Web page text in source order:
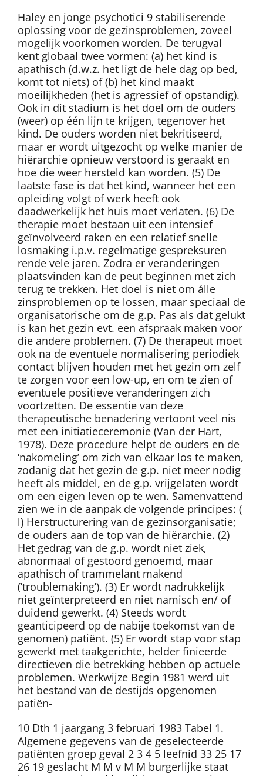
Haley en jonge psychotici 9 stabiliserende
oplossing voor de gezinsproblemen, zoveel
mogelijk voorkomen worden. De terugval
kent globaal twee vormen: (a) het kind is
apathisch (d.w.z. het ligt de hele dag op bed,
komt tot niets) of (b) het kind maakt
moeilijkheden (het is agressief of opstandig).
Ook in dit stadium is het doel om de ouders
(weer) op één lijn te krijgen, tegenover het
kind. De ouders worden niet bekritiseerd,
maar er wordt uitgezocht op welke manier de
hiërarchie opnieuw verstoord is geraakt en
hoe die weer hersteld kan worden. (5) De
laatste fase is dat het kind, wanneer het een
opleiding volgt of werk heeft ook
daadwerkelijk het huis moet verlaten. (6) De
therapie moet bestaan uit een intensief
geïnvolveerd raken en een relatief snelle
losmaking i.p.v. regelmatige gespreksuren
rende vele jaren. Zodra er veranderingen
plaatsvinden kan de peut beginnen met zich
terug te trekken. Het doel is niet om álle
zinsproblemen op te lossen, maar speciaal de
organisatorische om de g.p. Pas als dat gelukt
is kan het gezin evt. een afspraak maken voor
die andere problemen. (7) De therapeut moet
ook na de eventuele normalisering periodiek
contact blijven houden met het gezin om zelf
te zorgen voor een low-up, en om te zien of
eventuele positieve veranderingen zich
voortzetten. De essentie van deze
therapeutische benadering vertoont veel nis
met een initiatieceremonie (Van der Hart,
1978). Deze procedure helpt de ouders en de
‘nakomeling’ om zich van elkaar los te maken,
zodanig dat het gezin de g.p. niet meer nodig
heeft als middel, en de g.p. vrijgelaten wordt
om een eigen leven op te wen. Samenvattend
zien we in de aanpak de volgende principes: (
l) Herstructurering van de gezinsorganisatie;
de ouders aan de top van de hiërarchie. (2)
Het gedrag van de g.p. wordt niet ziek,
abnormaal of gestoord genoemd, maar
apathisch of trammelant makend
(’troublemaking’). (3) Er wordt nadrukkelijk
niet geïnterpreteerd en niet namisch en/ of
duidend gewerkt. (4) Steeds wordt
geanticipeerd op de nabije toekomst van de
genomen) patiënt. (5) Er wordt stap voor stap
gewerkt met taakgerichte, helder finieerde
directieven die betrekking hebben op actuele
problemen. Werkwijze Begin 1981 werd uit
het bestand van de destijds opgenomen
patiën-
10 Dth 1 jaargang 3 februari 1983 Tabel 1.
Algemene gegevens van de geselecteerde
patiënten groep geval 2 3 4 5 leefnid 33 25 17
26 19 geslacht M M v M M burgerlijke staat